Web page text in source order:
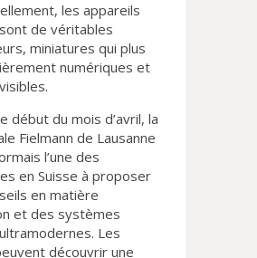
les appareils
de véritables
miniatures qui plus
numériques et
début du mois d’avril, la
Fielmann de Lausanne
l’une des
en Suisse à proposer
en matière
et des systèmes
Les
découvrir une